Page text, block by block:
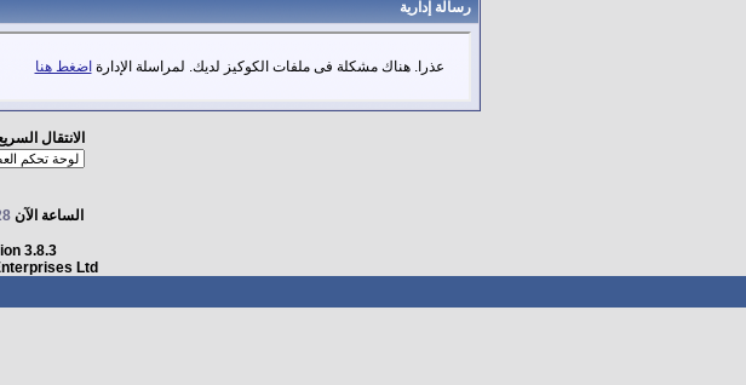
رسالة إدارية
عذرا. هناك مشكلة فى ملفات الكوكيز لديك. لمراسلة الإدارة اضغط هنا
الانتقال
الساعة الآن
3.8.3
Ltd.